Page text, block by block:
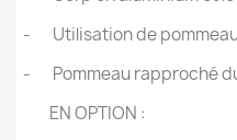
-
Utilisation de
-
Pommeau rapproché
EN OPTION :